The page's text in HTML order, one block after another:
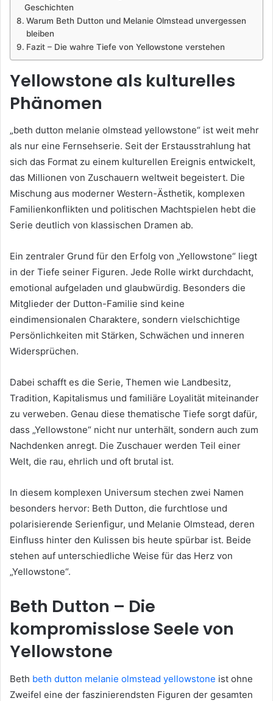
Geschichten
Warum Beth Dutton und Melanie Olmstead unvergessen
bleiben
Fazit – Die wahre Tiefe von Yellowstone verstehen
Yellowstone als kulturelles
Phänomen
„beth dutton melanie olmstead yellowstone“ ist weit mehr
als nur eine Fernsehserie. Seit der Erstausstrahlung hat
sich das Format zu einem kulturellen Ereignis entwickelt,
das Millionen von Zuschauern weltweit begeistert. Die
Mischung aus moderner Western-Ästhetik, komplexen
Familienkonflikten und politischen Machtspielen hebt die
Serie deutlich von klassischen Dramen ab.
Ein zentraler Grund für den Erfolg von „Yellowstone“ liegt
in der Tiefe seiner Figuren. Jede Rolle wirkt durchdacht,
emotional aufgeladen und glaubwürdig. Besonders die
Mitglieder der Dutton-Familie sind keine
eindimensionalen Charaktere, sondern vielschichtige
Persönlichkeiten mit Stärken, Schwächen und inneren
Widersprüchen.
Dabei schafft es die Serie, Themen wie Landbesitz,
Tradition, Kapitalismus und familiäre Loyalität miteinander
zu verweben. Genau diese thematische Tiefe sorgt dafür,
dass „Yellowstone“ nicht nur unterhält, sondern auch zum
Nachdenken anregt. Die Zuschauer werden Teil einer
Welt, die rau, ehrlich und oft brutal ist.
In diesem komplexen Universum stechen zwei Namen
besonders hervor: Beth Dutton, die furchtlose und
polarisierende Serienfigur, und Melanie Olmstead, deren
Einfluss hinter den Kulissen bis heute spürbar ist. Beide
stehen auf unterschiedliche Weise für das Herz von
„Yellowstone“.
Beth Dutton – Die
kompromisslose Seele von
Yellowstone
Beth beth dutton melanie olmstead yellowstone ist ohne
Zweifel eine der faszinierendsten Figuren der gesamten